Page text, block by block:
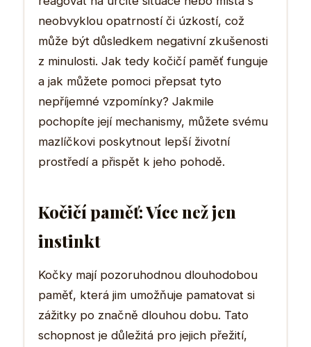
neobvyklou opatrností či úzkostí, což
může být důsledkem negativní zkušenosti
z minulosti. Jak tedy kočičí paměť funguje
a jak můžete pomoci přepsat tyto
nepříjemné vzpomínky? Jakmile
pochopíte její mechanismy, můžete svému
mazlíčkovi poskytnout lepší životní
prostředí a přispět k jeho pohodě.
Kočičí paměť: Více než jen
instinkt
Kočky mají pozoruhodnou dlouhodobou
paměť, která jim umožňuje pamatovat si
zážitky po značně dlouhou dobu. Tato
schopnost je důležitá pro jejich přežití,